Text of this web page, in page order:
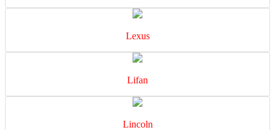
Lexus
Lifan
Lincoln